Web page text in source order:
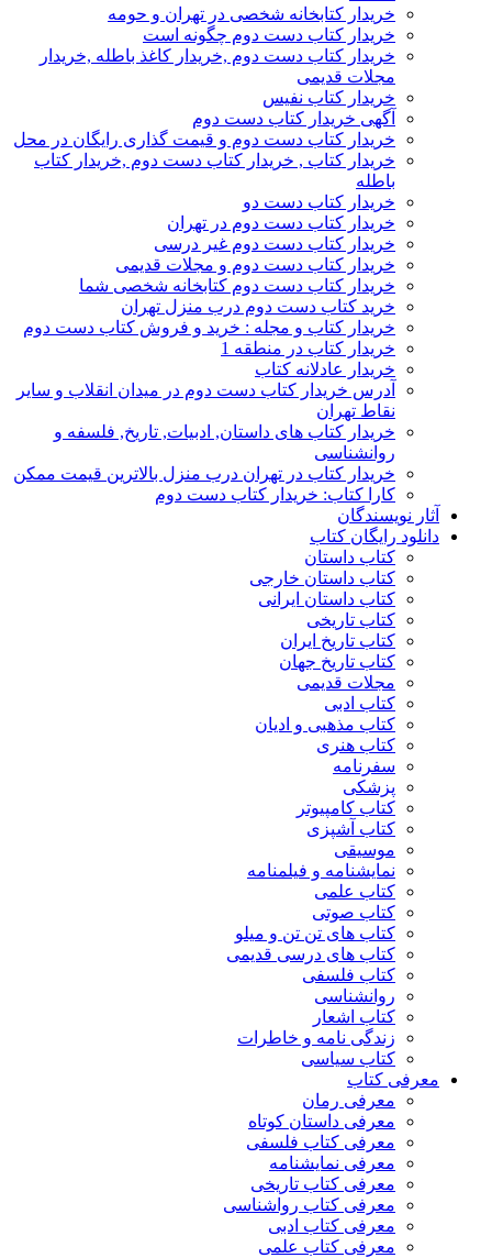
خریدار کتابخانه شخصی در تهران و حومه
خریدار کتاب دست دوم چگونه است
خریدار کتاب دست دوم ,خریدار کاغذ باطله ,خریدار
مجلات قدیمی
خریدار کتاب نفیس
آگهی خریدار کتاب دست دوم
خریدار کتاب دست دوم و قیمت گذاری رایگان در محل
خریدار کتاب , خریدار کتاب دست دوم ,خریدار کتاب
باطله
خریدار کتاب دست دو
خریدار کتاب دست دوم در تهران
خریدار کتاب دست دوم غیر درسی
خریدار کتاب دست دوم و مجلات قدیمی
خریدار کتاب دست دوم کتابخانه شخصی شما
خرید کتاب دست دوم درب منزل تهران
خریدار کتاب و مجله : خرید و فروش کتاب دست دوم
خریدار کتاب در منطقه 1
خریدار عادلانه کتاب
آدرس خریدار کتاب دست دوم در میدان انقلاب و سایر
نقاط تهران
خریدار کتاب های داستان, ادبیات, تاریخ, فلسفه و
روانشناسی
خریدار کتاب در تهران درب منزل بالاترین قیمت ممکن
کارا کتاب: خریدار کتاب دست دوم
آثار نویسندگان
دانلود رایگان کتاب
کتاب داستان
کتاب داستان خارجی
کتاب داستان ایرانی
کتاب تاریخی
کتاب تاریخ ایران
کتاب تاریخ جهان
مجلات قدیمی
کتاب ادبی
کتاب مذهبی و ادیان
کتاب هنری
سفرنامه
پزشکی
کتاب کامپیوتر
کتاب آشپزی
موسیقی
نمایشنامه و فیلمنامه
کتاب علمی
کتاب صوتی
کتاب های تن تن و میلو
کتاب های درسی قدیمی
کتاب فلسفی
روانشناسی
کتاب اشعار
زندگی نامه و خاطرات
کتاب سیاسی
معرفی کتاب
معرفی رمان
معرفی داستان کوتاه
معرفی کتاب فلسفی
معرفی نمایشنامه
معرفی کتاب تاریخی
معرفی کتاب رواشناسی
معرفی کتاب ادبی
معرفی کتاب علمی